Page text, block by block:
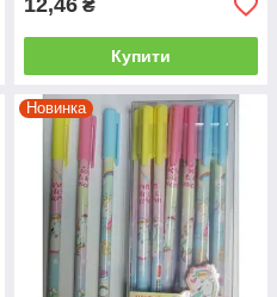
12,46 ₴
Купити
Новинка